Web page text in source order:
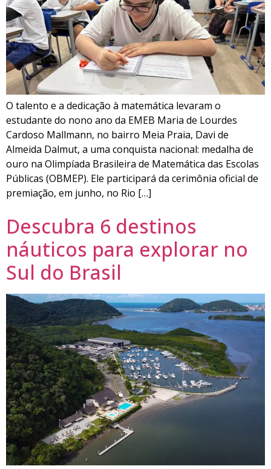
O talento e a dedicação à matemática levaram o
estudante do nono ano da EMEB Maria de Lourdes
Cardoso Mallmann, no bairro Meia Praia, Davi de
Almeida Dalmut, a uma conquista nacional: medalha de
ouro na Olimpíada Brasileira de Matemática das Escolas
Públicas (OBMEP). Ele participará da cerimônia oficial de
premiação, em junho, no Rio […]
Descubra 6 destinos
náuticos para explorar no
Sul do Brasil